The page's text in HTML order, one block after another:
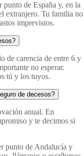
punto de España y, en la
extranjero. Tu familia no
imprevistos.
de carencia de entre 6 y
no esperar.
tú y los tuyos.
de decesos?
anual. En
y te decimos si
punto de Andalucía y